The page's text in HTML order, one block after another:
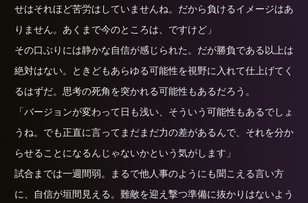
せはそれほど苦労はしていませんね。だから負けるイメージはあ
りません。あくまで今のところは、ですけど」
その口ぶりには静かな自信が感じられた。だが勝負である以上は
絶対はない。ときどもあらゆる可能性を視野に入れて仕上げてく
るはずだ。思考の死角を突かれる可能性もあるだろう。
「バージョンが変わって日も浅い、そういう可能性もあるでしょ
うね。でも正直に言ってまだまだ力の差があるんで、それを分か
らせることになるんじゃないかという気がします」
試合までは一週間弱。まるで他人事のようにも聞こえる言い方
に、自信が垣間見える。難敵を迎え撃つ準備に抜かりはないよう